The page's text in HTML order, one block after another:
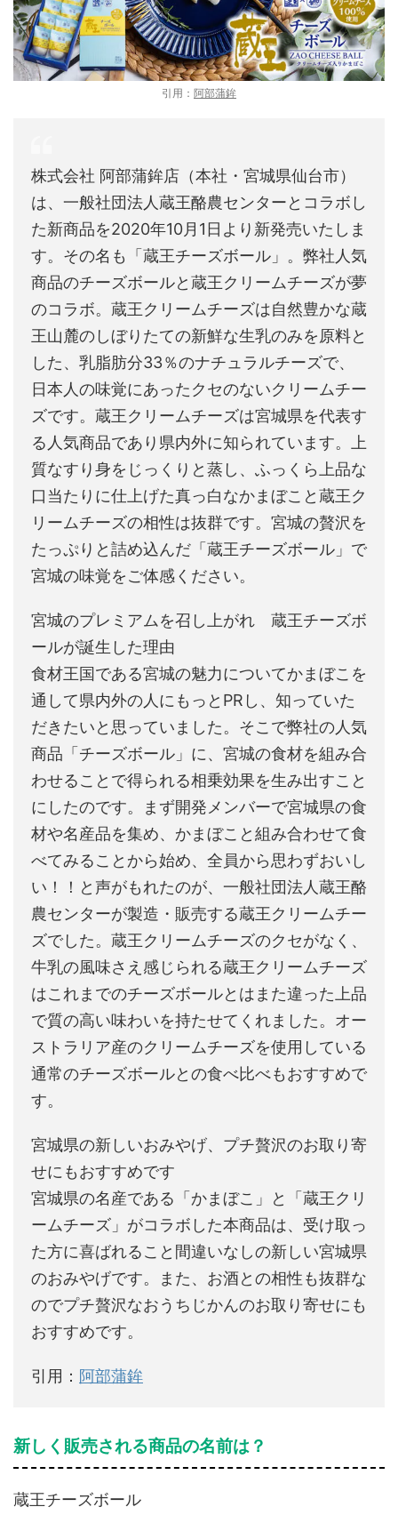
引用： 阿部蒲鉾
株式会社 阿部蒲鉾店（本社・宮城県仙台市）
は、一般社団法人蔵王酪農センターとコラボし
た新商品を2020年10月1日より新発売いたしま
す。その名も「蔵王チーズボール」。弊社人気
商品のチーズボールと蔵王クリームチーズが夢
のコラボ。蔵王クリームチーズは自然豊かな蔵
王山麓のしぼりたての新鮮な生乳のみを原料と
した、乳脂肪分33％のナチュラルチーズで、
日本人の味覚にあったクセのないクリームチー
ズです。蔵王クリームチーズは宮城県を代表す
る人気商品であり県内外に知られています。上
質なすり身をじっくりと蒸し、ふっくら上品な
口当たりに仕上げた真っ白なかまぼこと蔵王ク
リームチーズの相性は抜群です。宮城の贅沢を
たっぷりと詰め込んだ「蔵王チーズボール」で
宮城の味覚をご体感ください。
宮城のプレミアムを召し上がれ 蔵王チーズボ
ールが誕生した理由
食材王国である宮城の魅力についてかまぼこを
通して県内外の人にもっとPRし、知っていた
だきたいと思っていました。そこで弊社の人気
商品「チーズボール」に、宮城の食材を組み合
わせることで得られる相乗効果を生み出すこと
にしたのです。まず開発メンバーで宮城県の食
材や名産品を集め、かまぼこと組み合わせて食
べてみることから始め、全員から思わずおいし
い！！と声がもれたのが、一般社団法人蔵王酪
農センターが製造・販売する蔵王クリームチー
ズでした。蔵王クリームチーズのクセがなく、
牛乳の風味さえ感じられる蔵王クリームチーズ
はこれまでのチーズボールとはまた違った上品
で質の高い味わいを持たせてくれました。オー
ストラリア産のクリームチーズを使用している
通常のチーズボールとの食べ比べもおすすめで
す。
宮城県の新しいおみやげ、プチ贅沢のお取り寄
せにもおすすめです
宮城県の名産である「かまぼこ」と「蔵王クリ
ームチーズ」がコラボした本商品は、受け取っ
た方に喜ばれること間違いなしの新しい宮城県
のおみやげです。また、お酒との相性も抜群な
のでプチ贅沢なおうちじかんのお取り寄せにも
おすすめです。
引用： 阿部蒲鉾
新しく販売される商品の名前は？
蔵王チーズボール